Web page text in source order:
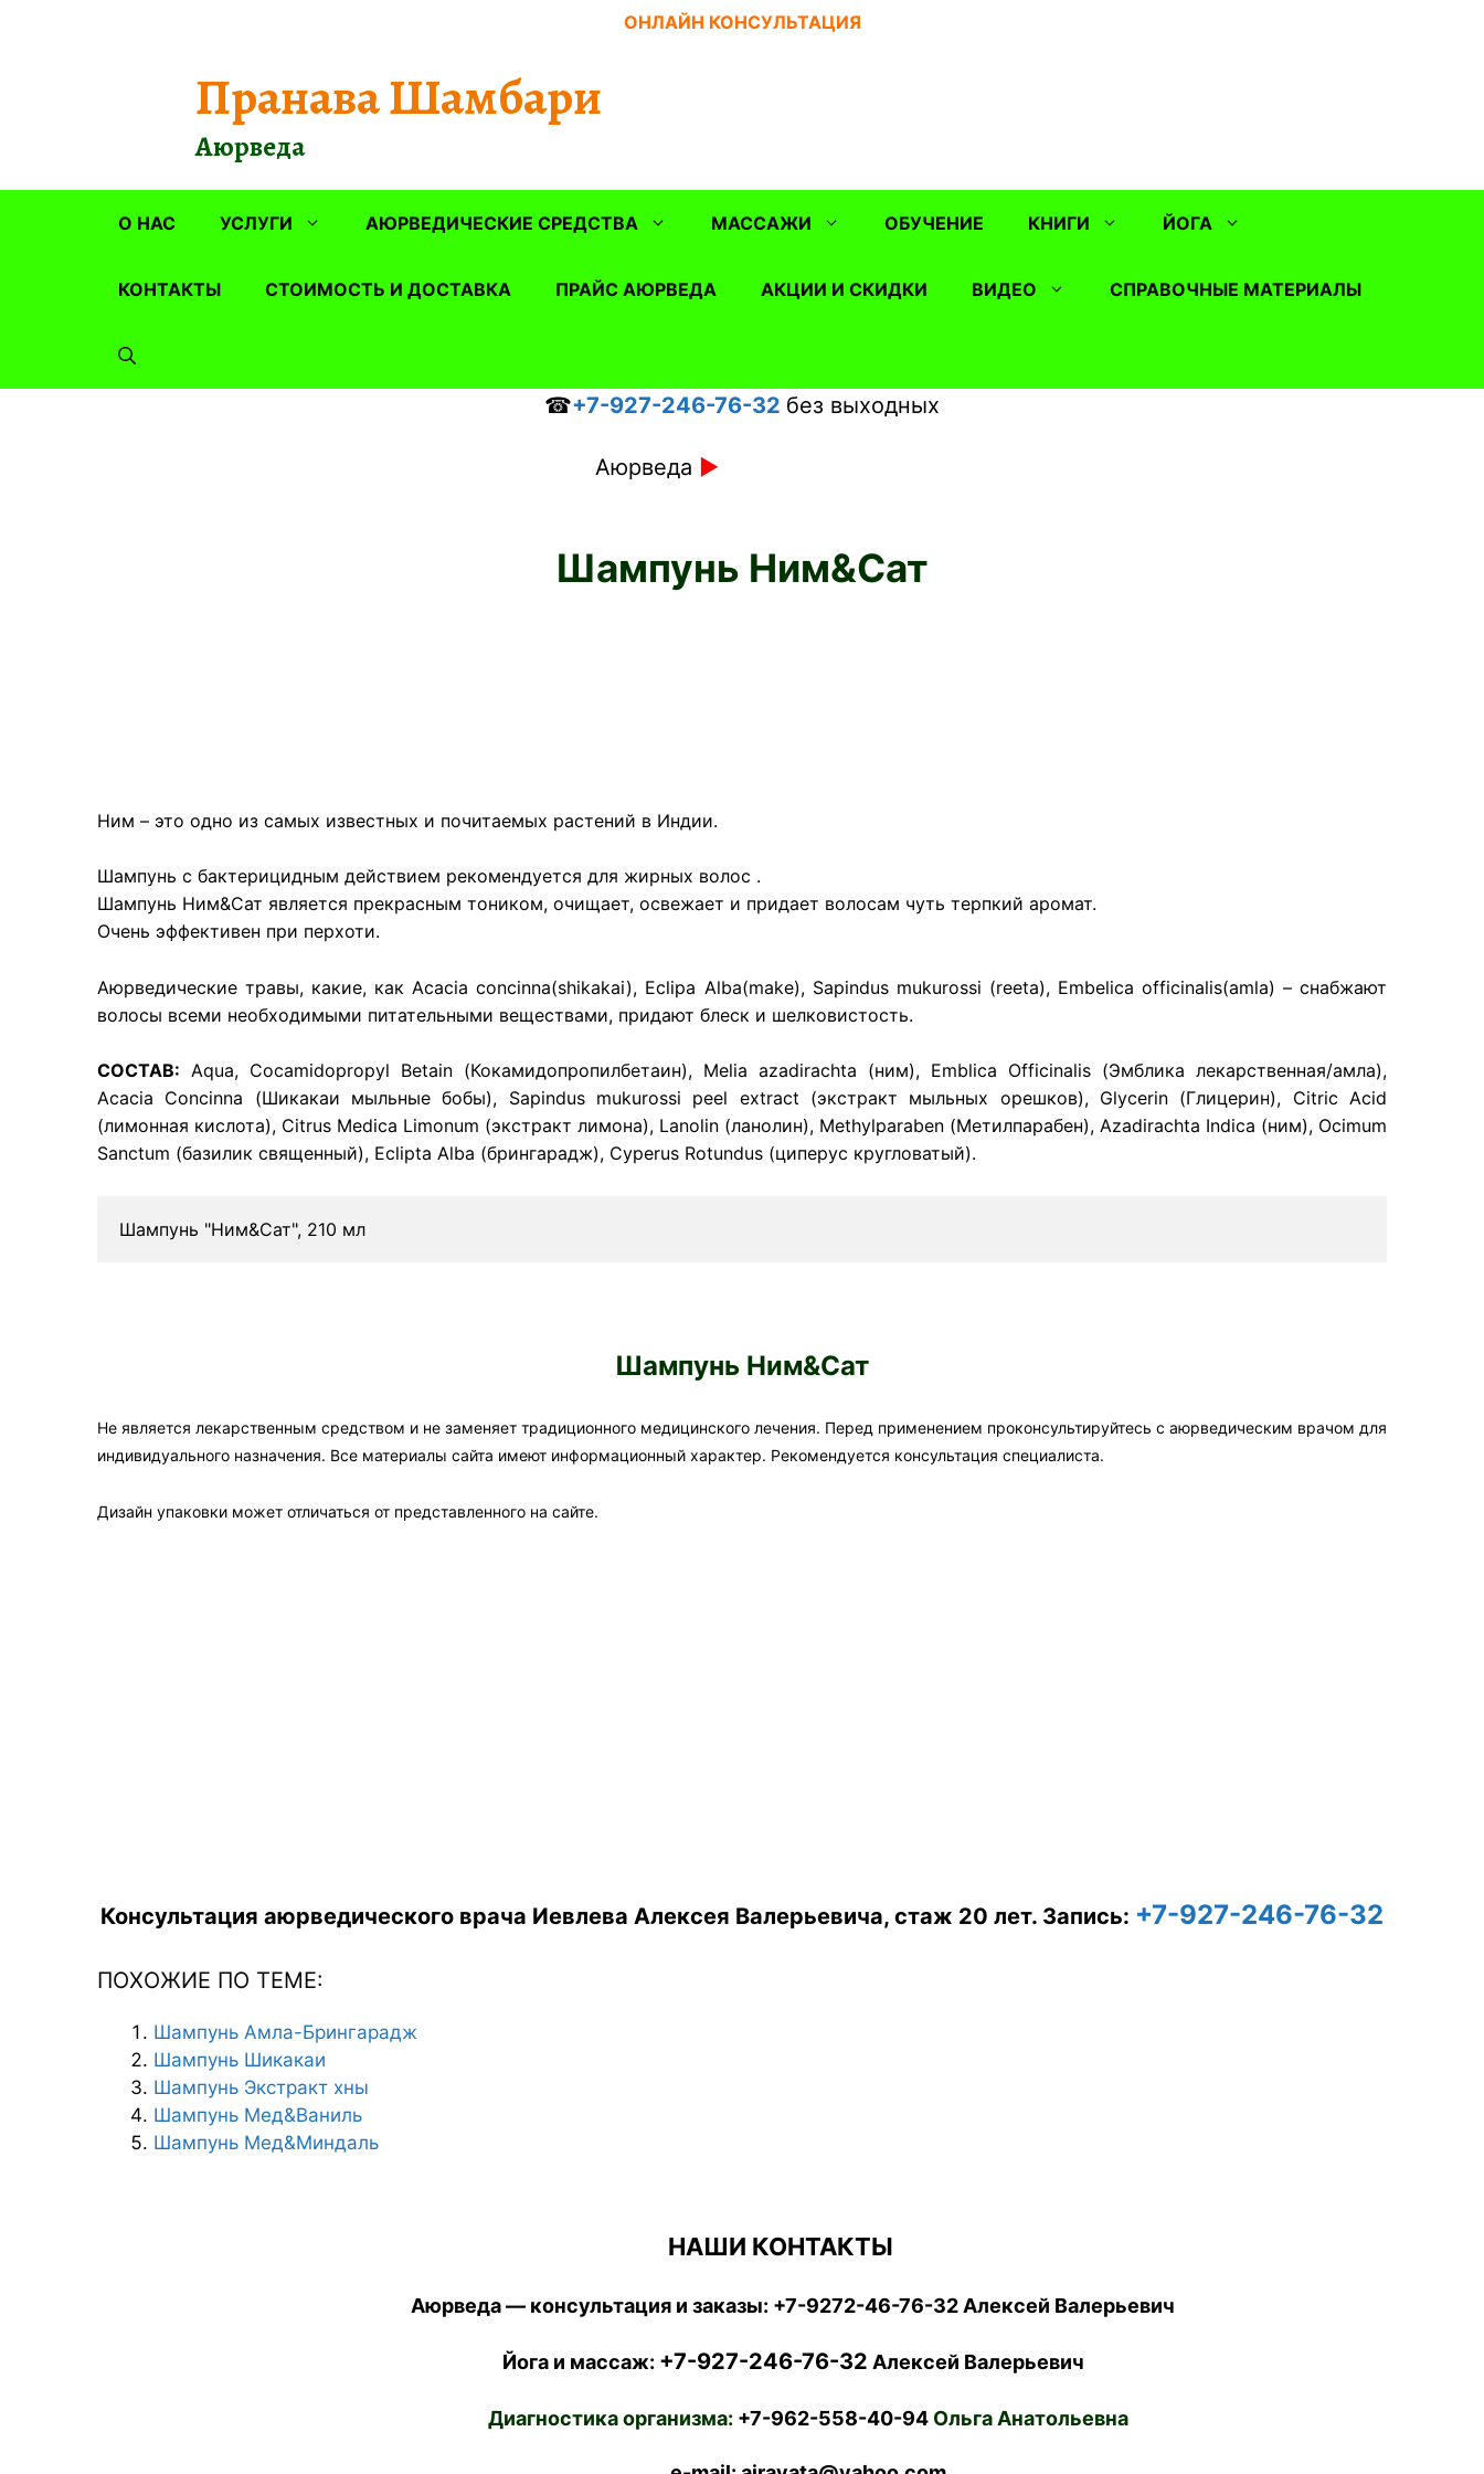
ОНЛАЙН КОНСУЛЬТАЦИЯ
Пранава Шамбари
Аюрведа
О НАС УСЛУГИ АЮРВЕДИЧЕСКИЕ СРЕДСТВА МАССАЖИ ОБУЧЕНИЕ КНИГИ ЙОГА
КОНТАКТЫ СТОИМОСТЬ И ДОСТАВКА ПРАЙС АЮРВЕДА АКЦИИ И СКИДКИ ВИДЕО СПРАВОЧНЫЕ МАТЕРИАЛЫ
☎+7-927-246-76-32 без выходных
Аюрведа ►
Шампунь Ним&Сат
Ним – это одно из самых известных и почитаемых растений в Индии.
Шампунь с бактерицидным действием рекомендуется для жирных волос .
Шампунь Ним&Сат является прекрасным тоником, очищает, освежает и придает волосам чуть терпкий аромат.
Очень эффективен при перхоти.
Аюрведические травы, какие, как Acacia concinna(shikakai), Eclipa Alba(make), Sapindus mukurossi (reeta), Embelica officinalis(amla) – снабжают
волосы всеми необходимыми питательными веществами, придают блеск и шелковистость.
СОСТАВ: Aqua, Cocamidopropyl Betain (Кокамидопропилбетаин), Melia azadirachta (ним), Emblica Officinalis (Эмблика лекарственная/амла),
Acacia Concinna (Шикакаи мыльные бобы), Sapindus mukurossi peel extract (экстракт мыльных орешков), Glycerin (Глицерин), Citric Acid
(лимонная кислота), Citrus Medica Limonum (экстракт лимона), Lanolin (ланолин), Methylparaben (Метилпарабен), Azadirachta Indica (ним), Ocimum
Sanctum (базилик священный), Eclipta Alba (брингарадж), Cyperus Rotundus (циперус кругловатый).
Шампунь "Ним&Сат", 210 мл
Шампунь Ним&Сат
Не является лекарственным средством и не заменяет традиционного медицинского лечения. Перед применением проконсультируйтесь с аюрведическим врачом для
индивидуального назначения. Все материалы сайта имеют информационный характер. Рекомендуется консультация специалиста.
Дизайн упаковки может отличаться от представленного на сайте.
Консультация аюрведического врача Иевлева Алексея Валерьевича, стаж 20 лет. Запись: +7-927-246-76-32
ПОХОЖИЕ ПО ТЕМЕ:
Шампунь Амла-Брингарадж
Шампунь Шикакаи
Шампунь Экстракт хны
Шампунь Мед&Ваниль
Шампунь Мед&Миндаль
НАШИ КОНТАКТЫ
Аюрведа — консультация и заказы: +7-9272-46-76-32 Алексей Валерьевич
Йога и массаж: +7-927-246-76-32 Алексей Валерьевич
Диагностика организма: +7-962-558-40-94Ольга Анатольевна